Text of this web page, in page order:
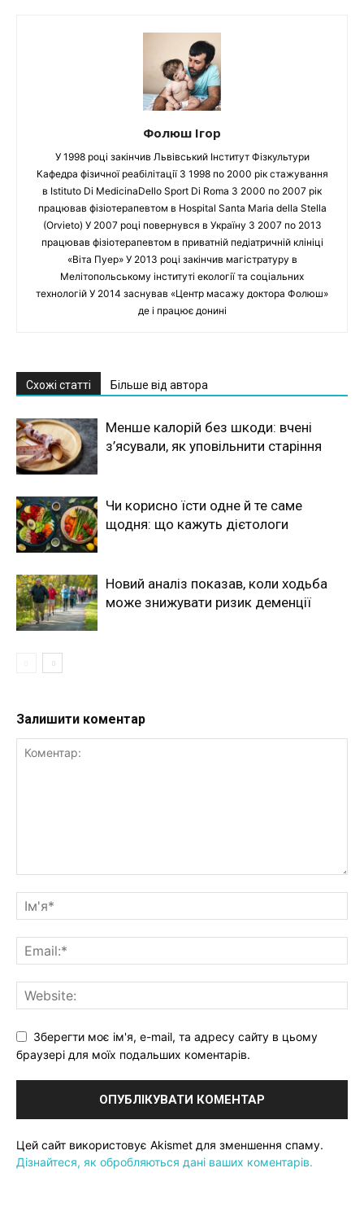
Фолюш Ігор
У 1998 році закінчив Львівський Інститут Фізкультури
Кафедра фізичної реабілітації З 1998 по 2000 рік стажування
в Istituto Di MedicinaDello Sport Di Roma З 2000 по 2007 рік
працював фізіотерапевтом в Hospital Santa Maria della Stella
(Orvieto) У 2007 році повернувся в Україну З 2007 по 2013
працював фізіотерапевтом в приватній педіатричній клініці
«Віта Пуер» У 2013 році закінчив магістратуру в
Мелітопольському інституті екології та соціальних
технологій У 2014 заснував «Центр масажу доктора Фолюш»
де і працює донині
Схожі статті Більше від автора
Менше калорій без шкоди: вчені
з’ясували, як уповільнити старіння
Чи корисно їсти одне й те саме
щодня: що кажуть дієтологи
Новий аналіз показав, коли ходьба
може знижувати ризик деменції
Залишити коментар
Зберегти моє ім'я, e-mail, та адресу сайту в цьому
браузері для моїх подальших коментарів.
Цей сайт використовує Akismet для зменшення спаму.
Дізнайтеся, як обробляються дані ваших коментарів.